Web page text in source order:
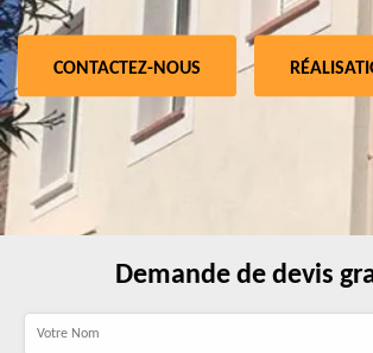
CONTACTEZ-NOUS
Demande de devis